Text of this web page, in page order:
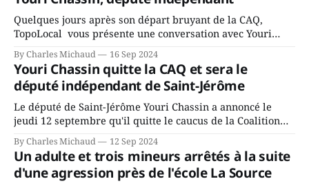
rassemblés en soirée pour leur traditionnel souper
Quelques jours après son départ bruyant de la CAQ,
TopoLocal vous présente une conversation avec Youri
depuis longtemps? Sera-t-il candidat indépendant dans 2
ans? Joindrait-il un autre parti, par exemple les
conservateurs d’Éric Duhaime? Que lui
By Charles Michaud 16 Sep 2024
Youri Chassin quitte la CAQ et sera le
député indépendant de Saint-Jérôme
Le député de Saint-Jérôme Youri Chassin a annoncé le
jeudi 12 septembre qu'il quitte le caucus de la Coalition
gouvernement de la CAQ, surtout de son incapacité, qu'il
juge chronique, à offrir des
By Charles Michaud 12 Sep 2024
Un adulte et trois mineurs arrêtés à la suite
d'une agression près de l'école La Source